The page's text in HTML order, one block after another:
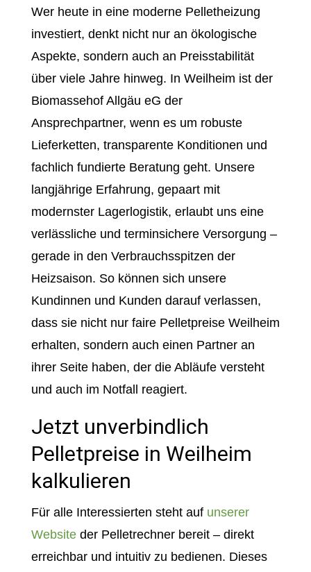
Wer heute in eine moderne Pelletheizung
investiert, denkt nicht nur an ökologische
Aspekte, sondern auch an Preisstabilität
über viele Jahre hinweg. In Weilheim ist der
Biomassehof Allgäu eG der
Ansprechpartner, wenn es um robuste
Lieferketten, transparente Konditionen und
fachlich fundierte Beratung geht. Unsere
langjährige Erfahrung, gepaart mit
modernster Lagerlogistik, erlaubt uns eine
verlässliche und terminsichere Versorgung –
gerade in den Verbrauchsspitzen der
Heizsaison. So können sich unsere
Kundinnen und Kunden darauf verlassen,
dass sie nicht nur faire Pelletpreise Weilheim
erhalten, sondern auch einen Partner an
ihrer Seite haben, der die Abläufe versteht
und auch im Notfall reagiert.
Jetzt unverbindlich
Pelletpreise in Weilheim
kalkulieren
Für alle Interessierten steht auf unserer
Websiteder Pelletrechner bereit – direkt
erreichbar und intuitiv zu bedienen. Dieses